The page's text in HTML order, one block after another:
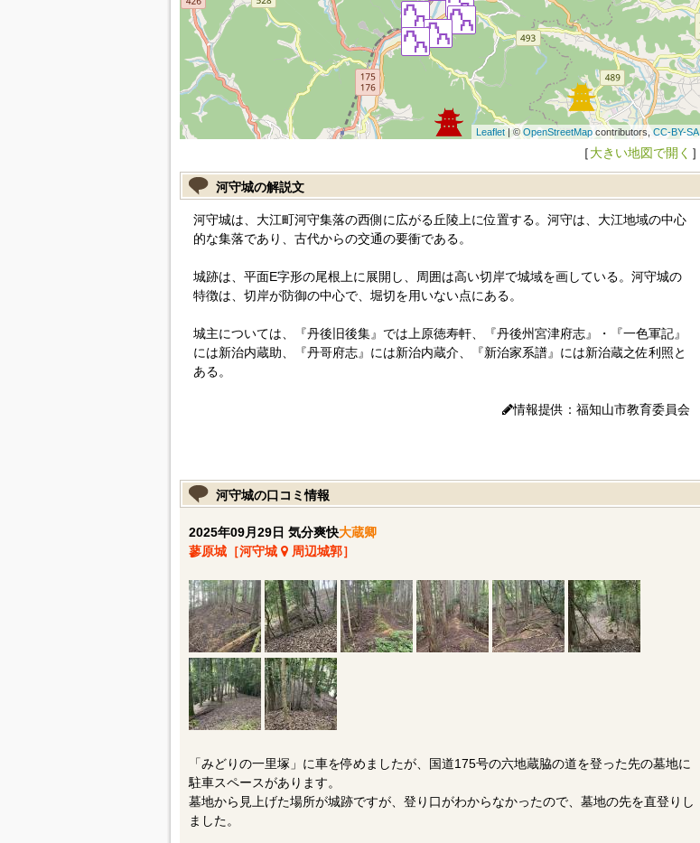
Leaflet| ©OpenStreetMapcontributors, CC-BY-SA
［大きい地図で開く ］
河守城の解説文
河守城は、大江町河守集落の西側に広がる丘陵上に位置する。河守は、大江地域の中心
的な集落であり、古代からの交通の要衝である。
城跡は、平面E字形の尾根上に展開し、周囲は高い切岸で城域を画している。河守城の
特徴は、切岸が防御の中心で、堀切を用いない点にある。
城主については、『丹後旧後集』では上原徳寿軒、『丹後州宮津府志』・『一色軍記』
には新治内蔵助、『丹哥府志』には新治内蔵介、『新治家系譜』には新治蔵之佐利照と
ある。
情報提供：福知山市教育委員会
河守城の口コミ情報
2025年09月29日 気分爽快大蔵卿
蓼原城［河守城
周辺城郭］
「みどりの一里塚」に車を停めましたが、国道175号の六地蔵脇の道を登った先の墓地に
駐車スペースがあります。
墓地から見上げた場所が城跡ですが、登り口がわからなかったので、墓地の先を直登りし
ました。